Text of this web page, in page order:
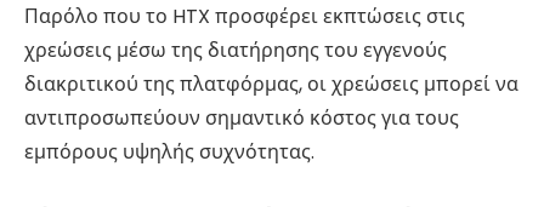
Παρόλο που το HTX προσφέρει εκπτώσεις στις
χρεώσεις μέσω της διατήρησης του εγγενούς
διακριτικού της πλατφόρμας, οι χρεώσεις μπορεί να
αντιπροσωπεύουν σημαντικό κόστος για τους
εμπόρους υψηλής συχνότητας.